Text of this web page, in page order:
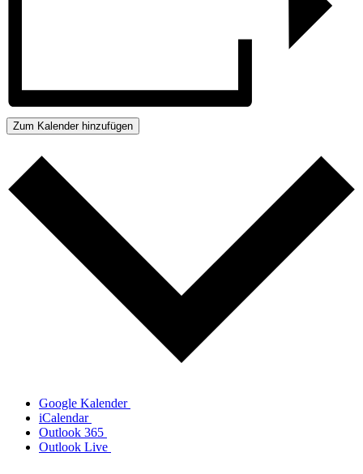
Zum Kalender hinzufügen
Google Kalender
iCalendar
Outlook 365
Outlook Live